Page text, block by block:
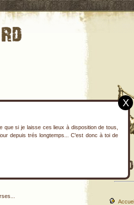
que si je laisse ces lieux à disposition de tous,
depuis trés longtemps... C'est donc à toi de
X